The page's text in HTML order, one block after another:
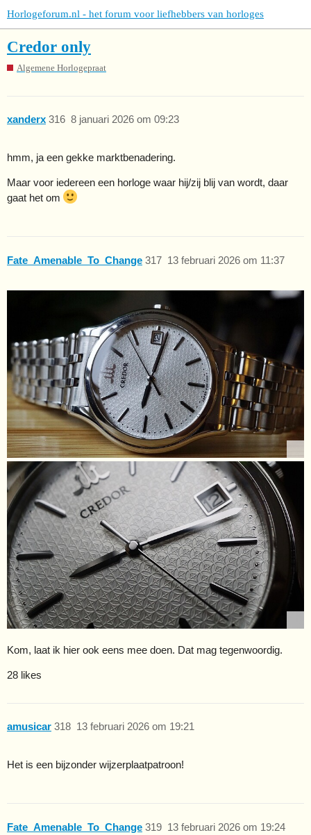
Horlogeforum.nl - het forum voor liefhebbers van horloges
Credor only
Algemene Horlogepraat
xanderx 8 januari 2026 om 09:23
316
hmm, ja een gekke marktbenadering.
Maar voor iedereen een horloge waar hij/zij blij van wordt, daar
gaat het om
Fate_Amenable_To_Change 13 februari 2026 om 11:37
317
Kom, laat ik hier ook eens mee doen. Dat mag tegenwoordig.
28 likes
amusicar 13 februari 2026 om 19:21
318
Het is een bijzonder wijzerplaatpatroon!
Fate_Amenable_To_Change 13 februari 2026 om 19:24
319